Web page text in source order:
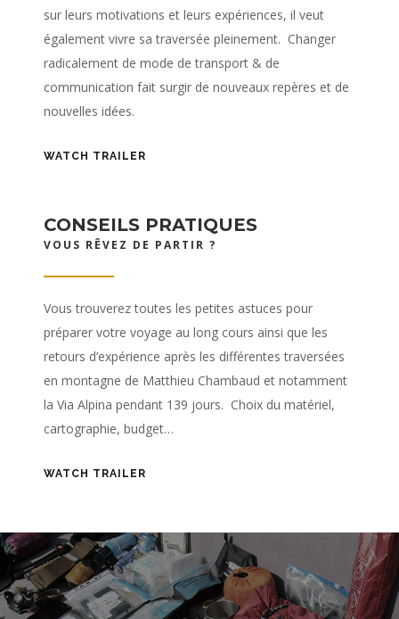
sur leurs motivations et leurs expériences, il veut
également vivre sa traversée pleinement. Changer
radicalement de mode de transport & de
communication fait surgir de nouveaux repères et de
nouvelles idées.
WATCH TRAILER
CONSEILS PRATIQUES
VOUS RÊVEZ DE PARTIR ?
Vous trouverez toutes les petites astuces pour
préparer votre voyage au long cours ainsi que les
retours d’expérience après les différentes traversées
en montagne de Matthieu Chambaud et notamment
la Via Alpina pendant 139 jours. Choix du matériel,
cartographie, budget…
WATCH TRAILER